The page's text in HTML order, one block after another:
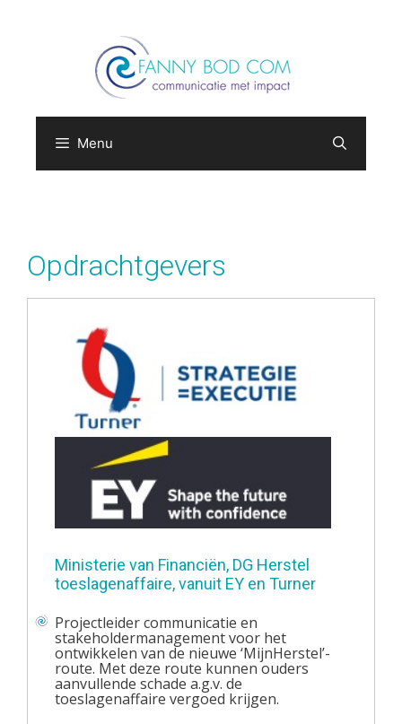
Menu
Opdrachtgevers
Ministerie van Financiën, DG Herstel
toeslagenaffaire, vanuit EY en Turner
Projectleider communicatie en
stakeholdermanagement voor het
ontwikkelen van de nieuwe ‘MijnHerstel’-
route. Met deze route kunnen ouders
aanvullende schade a.g.v. de
toeslagenaffaire vergoed krijgen.